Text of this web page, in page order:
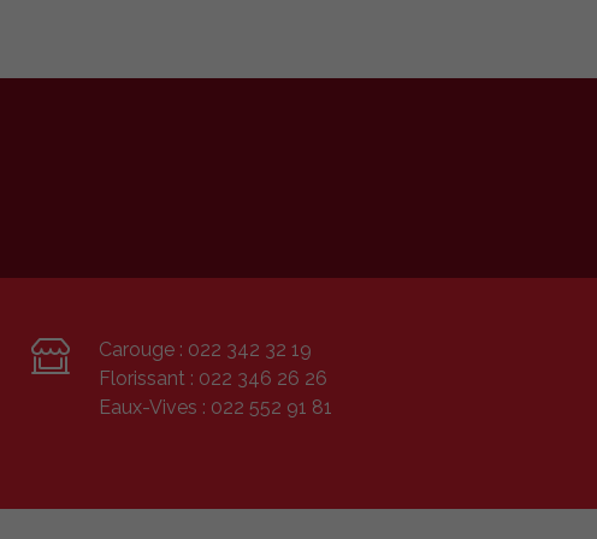
Carouge : 022 342 32 19
Florissant : 022 346 26 26
Eaux-Vives : 022 552 91 81